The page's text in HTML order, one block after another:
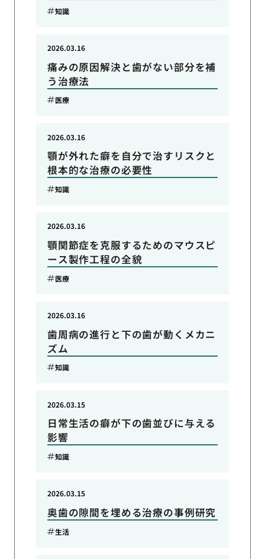
知識
痛みの原因解決と歯がない部分を補
う治療法
2026.03.16
医療
顎が外れた癖を自分で治すリスクと
根本的な治療の必要性
2026.03.16
知識
顎関節症を克服するためのマウスピ
ース製作工程の全貌
2026.03.16
医療
歯周病の進行と下の歯が動くメカニ
ズム
2026.03.16
知識
日常生活の癖が下の歯並びに与える
影響
2026.03.15
知識
奥歯の隙間を埋める治療の事例研究
2026.03.15
生活